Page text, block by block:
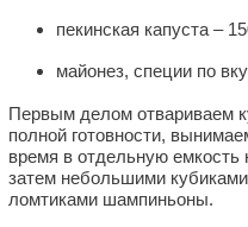
пекинская капуста –
майонез, специи по
Первым делом отвариваем
полной готовности,
время в отдельную емкость
затем небольшими
ломтиками шампиньоны.